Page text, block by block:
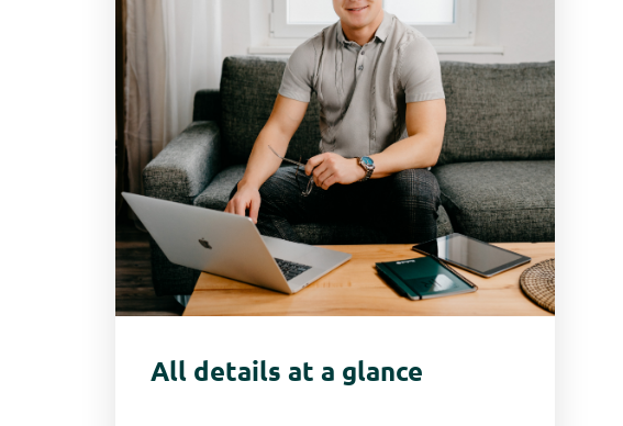
All details at a glance